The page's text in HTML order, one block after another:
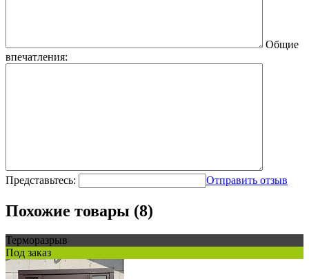
Общие
впечатления:
Представьтесь: Отправить отзыв
Похожие товары (8)
Терморазрыв
Под заказ